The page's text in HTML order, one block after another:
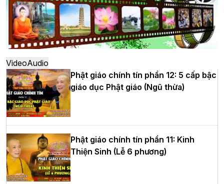
Hà Nội: Ngày tu học cuối cùng khép lại
khóa sinh hoạt Phật pháp mùa hè lần
thứ XIV tại chùa Bằng
Học yêu thương trong ngày tu tập thứ
tư của Khóa sinh hoạt Phật pháp mùa
hè tại chùa Bằng
HT.Thích Thọ Lạc được suy cử làm tân
Trưởng BTS GHPGVN tỉnh Nghệ An
VideoAudio
Phật giáo chính tín phần 12: 5 cấp bậc
giáo dục Phật giáo (Ngũ thừa)
Phật giáo chính tín phần 11: Kinh
Thiện Sinh (Lễ 6 phương)